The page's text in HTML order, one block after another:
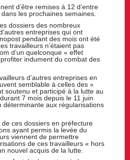
d’être remises à 12 d’entre
les prochaines semaines.
dossiers des nombreux
entreprises qui ont
pendant des mois ont été
travailleurs n’étaient pas
d’un quelconque « effet
indument du combat des
d’autres entreprises en
semblable à celles des «
soutenu et participé à la lutte au
7 mois depuis le 11 juin
déterminante aux régularisations
de ces dossiers en préfecture
ayant permis la levée du
viennent de permettre
de ces travailleurs « hors
nouvel acquis de la lutte.